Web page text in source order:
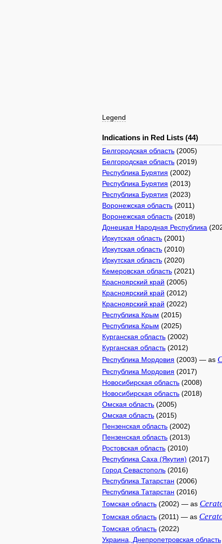
Legend
Indications in Red Lists (44)
Белгородская область (2005)
Белгородская область (2019)
Республика Бурятия (2002)
Республика Бурятия (2013)
Республика Бурятия (2023)
Воронежская область (2011)
Воронежская область (2018)
Донецкая Народная Республика
Иркутская область (2001)
Иркутская область (2010)
Иркутская область (2020)
Кемеровская область (2021)
Красноярский край (2005)
Красноярский край (2012)
Красноярский край (2022)
Республика Крым (2015)
Республика Крым (2025)
Курганская область (2002)
Курганская область (2012)
Республика Мордовия (2003) — as
Республика Мордовия (2017)
Новосибирская область (2008)
Новосибирская область (2018)
Омская область (2005)
Омская область (2015)
Пензенская область (2002)
Пензенская область (2013)
Ростовская область (2010)
Республика Саха (Якутия) (2017)
Город Севастополь (2016)
Республика Татарстан (2006)
Республика Татарстан (2016)
Томская область (2002) — as
Томская область (2011) — as
Томская область (2022)
Украина, Днепропетровская область